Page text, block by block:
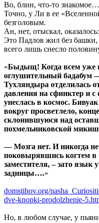
Во, блин, что-то
Точно, у Ли в ее
безголовым.
Ан, нет, отыскал,
Это Падлов жил без башки,
всего лишь снесло
«Быдыщ! Когда всем уже
оглушительный бадабум
Тухляндыра отделилась
давления на сфинктер и
унеслась в космос.
вокруг просветлело,
склонившуюся над
похмельниковской
— Мозга нет. И никогда
поковырявшись когтем в
заместителя, – зато язык
задницы….»
domstihov.org/
dve-knopki-prodolzhenie-
Но, в любом случае, у